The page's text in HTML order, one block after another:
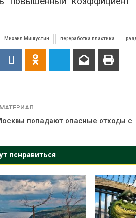
Михаил Мишустин переработка пластика
попадают опасные отходы с
понравиться
Авг 6,